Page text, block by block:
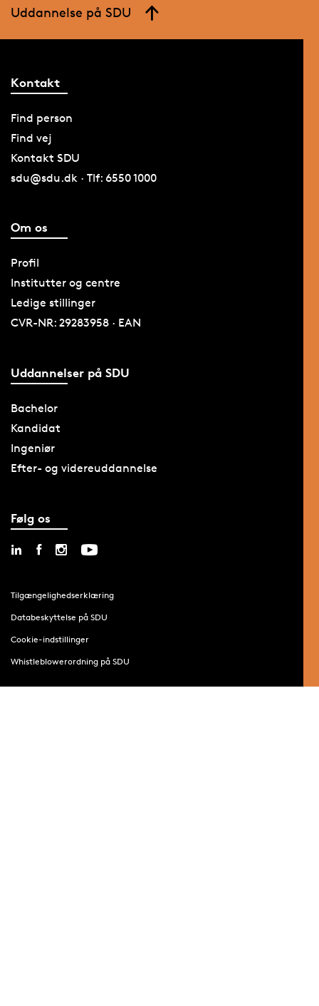
Uddannelse på SDU
Kontakt
Find person
Find vej
Kontakt SDU
sdu@sdu.dk · Tlf: 6550 1000
Om os
Profil
Institutter og centre
Ledige stillinger
CVR-NR: 29283958 · EAN
Uddannelser på SDU
Bachelor
Kandidat
Ingeniør
Efter- og videreuddannelse
Følg os
Tilgængelighedserklæring
Databeskyttelse på SDU
Cookie-indstillinger
Whistleblowerordning på SDU